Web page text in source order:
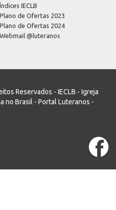
Índices IECLB
Plano de Ofertas 2023
Plano de Ofertas 2024
Webmail @luteranos
Reservados - IECLB - Igreja
no Brasil - Portal Luteranos -